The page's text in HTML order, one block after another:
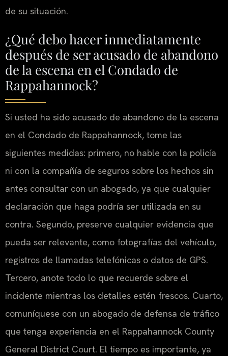
de su situación.
¿Qué debo hacer inmediatamente
después de ser acusado de abandono
de la escena en el Condado de
Rappahannock?
Si usted ha sido acusado de abandono de la escena
en el Condado de Rappahannock, tome las
siguientes medidas: primero, no hable con la policía
ni con la compañía de seguros sobre los hechos sin
antes consultar con un abogado, ya que cualquier
declaración que haga podría ser utilizada en su
contra. Segundo, preserve cualquier evidencia que
pueda ser relevante, como fotografías del vehículo,
registros de llamadas telefónicas o datos de GPS.
Tercero, anote todo lo que recuerde sobre el
incidente mientras los detalles estén frescos. Cuarto,
comuníquese con un abogado de defensa de tráfico
que tenga experiencia en el Rappahannock County
General District Court. El tiempo es importante, ya